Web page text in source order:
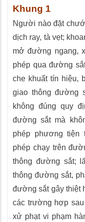
Khung 1
Người nào đặt
dịch ray, tà vẹt;
mở đường ngang,
phép qua đường
che khuất tín hiệu,
giao thông đường
không đúng quy
đường sắt mà
phép phương tiện
phép chạy trên
thông đường sắt;
thông đường sắt,
đường sắt gây thiệt
các trường hợp
xử phạt vi phạm